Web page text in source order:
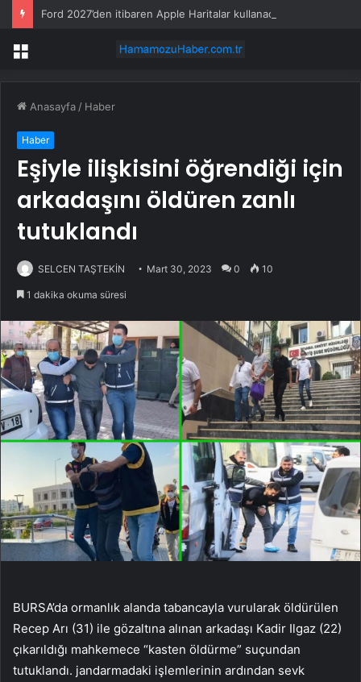
Ford 2027’den itibaren Apple Haritalar kullanacak
Menü
Anasayfa / Haber
Haber
Eşiyle ilişkisini öğrendiği için
arkadaşını öldüren zanlı
tutuklandı
SELCEN TAŞTEKİN Mart 30, 2023 0 10
1 dakika okuma süresi
BURSA’da ormanlık alanda tabancayla vurularak öldürülen
Recep Arı (31) ile gözaltına alınan arkadaşı Kadir Ilgaz (22)
çıkarıldığı mahkemece “kasten öldürme” suçundan
tutuklandı. jandarmadaki işlemlerinin ardından sevk